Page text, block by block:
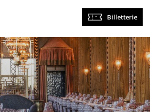
Navigation
principale
Billetterie